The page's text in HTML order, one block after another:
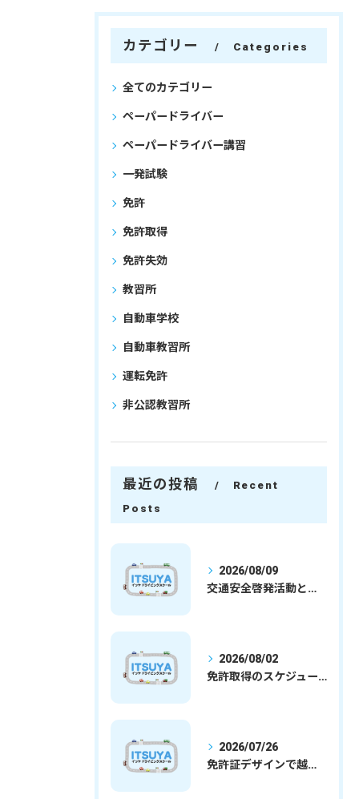
カテゴリー Categories
全てのカテゴリー
ペーパードライバー
ペーパードライバー講習
一発試験
免許
免許取得
免許失効
教習所
自動車学校
自動車教習所
運転免許
非公認教習所
最近の投稿
Recent
Posts
2026/08/09
交通安全啓発活動と埼玉県さいたま市行田市で免許取得を安心して目指すための実践ガイド
2026/08/02
免許取得のスケジュールを徹底解説学生社会人の通学合宿別プランで最短取得のコツ
2026/07/26
免許証デザインで越谷市愛を表現する埼玉県さいたま市越谷市の免許取得完全ガイド